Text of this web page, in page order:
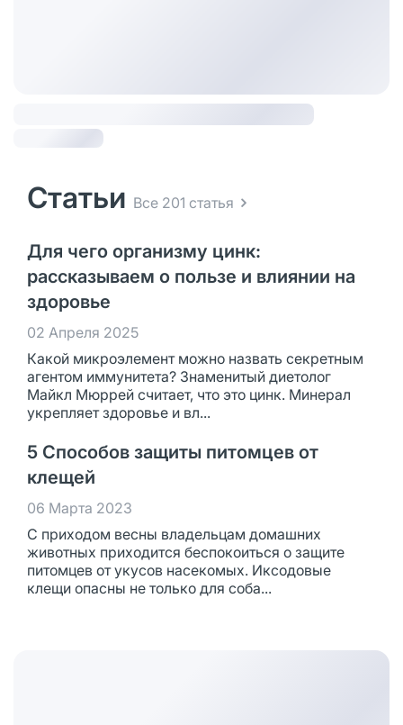
Статьи Все 201 статья
Для чего организму цинк:
рассказываем о пользе и влиянии на
здоровье
02 Апреля 2025
Какой микроэлемент можно назвать секретным
агентом иммунитета? Знаменитый диетолог
Майкл Мюррей считает, что это цинк. Минерал
укрепляет здоровье и вл...
5 Способов защиты питомцев от
клещей
06 Марта 2023
С приходом весны владельцам домашних
животных приходится беспокоиться о защите
питомцев от укусов насекомых. Иксодовые
клещи опасны не только для соба...